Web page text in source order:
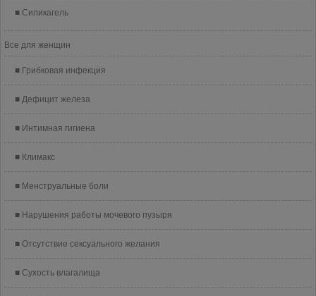
Силикагель
Все для женщин
Грибковая инфекция
Дефицит железа
Интимная гигиена
Климакс
Менструальные боли
Нарушения работы мочевого пузыря
Отсутствие сексуального желания
Сухость влагалища